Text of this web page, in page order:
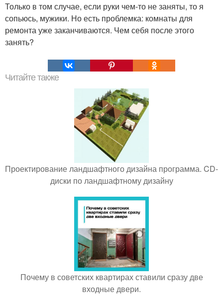
Только в том случае, если руки чем-то не заняты, то я
сопьюсь, мужики. Но есть проблемка: комнаты для
ремонта уже заканчиваются. Чем себя после этого
занять?
Читайте также
Проектирование ландшафтного дизайна программа. CD-
диски по ландшафтному дизайну
Почему в советских квартирах ставили сразу две
входные двери.